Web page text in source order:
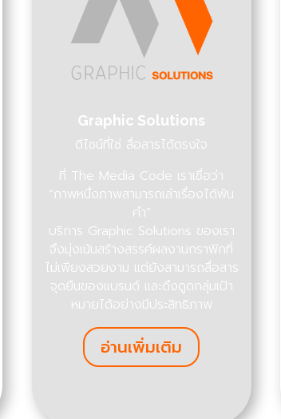
Graphic Solutions
ดีไซน์ที่ใช่ สื่อสารได้ตรงใจ
ที่ The Media Code เราเชื่อว่า
“ภาพหนึ่งภาพสามารถเล่าเรื่องได้พัน
คำ”
บริการ Graphic Solutions ของเรา
จึงมุ่งเน้นสร้างสรรค์ผลงานกราฟิกที่
ไม่เพียงสวยงาม แต่ยังสามารถสื่อสาร
จุดยืนของแบรนด์ และดึงดูดกลุ่มเป้า
หมายได้อย่างมีประสิทธิภาพ
อ่านเพิ่มเติม